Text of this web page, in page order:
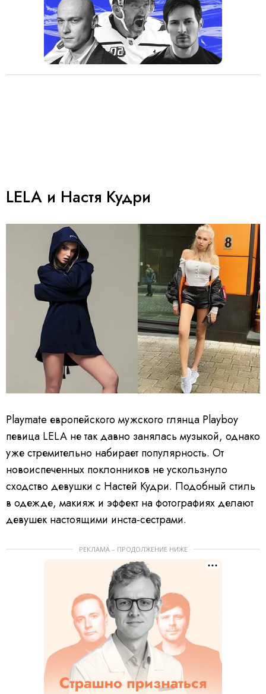
LELA и Настя Кудри
Playmate европейского мужского глянца Playboy
певица LELA не так давно занялась музыкой, однако
уже стремительно набирает популярность. От
новоиспеченных поклонников не ускользнуло
сходство девушки с Настей Кудри. Подобный стиль
в одежде, макияж и эффект на фотографиях делают
девушек настоящими инста-сестрами.
РЕКЛАМА – ПРОДОЛЖЕНИЕ НИЖЕ